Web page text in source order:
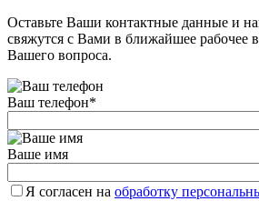
Оставьте Ваши контактные данные и
свяжутся с Вами в ближайшее рабочее
Вашего вопроса.
Ваш телефон*
Ваше имя
Я согласен на обработку